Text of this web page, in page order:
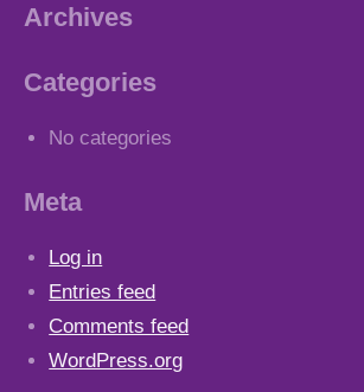
Archives
Categories
No categories
Meta
Log in
Entries feed
Comments feed
WordPress.org